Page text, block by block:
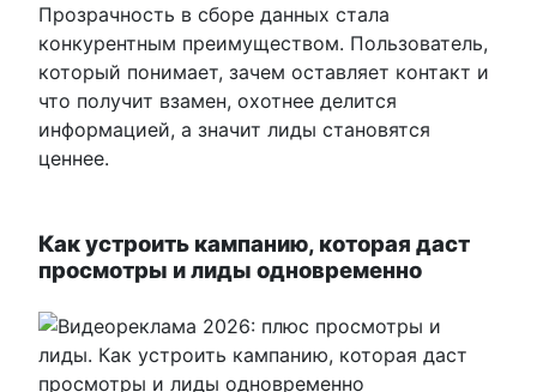
Прозрачность в сборе данных стала
конкурентным преимуществом. Пользователь,
который понимает, зачем оставляет контакт и
что получит взамен, охотнее делится
информацией, а значит лиды становятся
ценнее.
Как устроить кампанию, которая даст
просмотры и лиды одновременно